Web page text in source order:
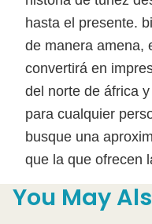
hasta el presente.
de manera amena,
convertirá en
del norte de áfrica
para cualquier
busque una
que la que ofrecen
You May